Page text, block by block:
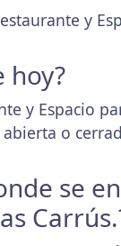
y
hoy?
y Espacio
o
se